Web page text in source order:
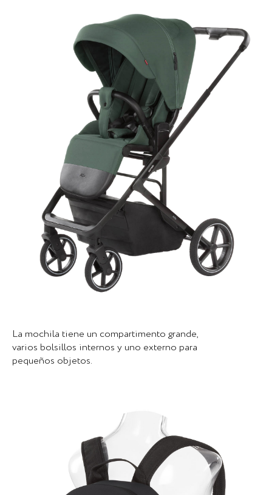
La mochila tiene un compartimento grande,
varios bolsillos internos y uno externo para
pequeños objetos.